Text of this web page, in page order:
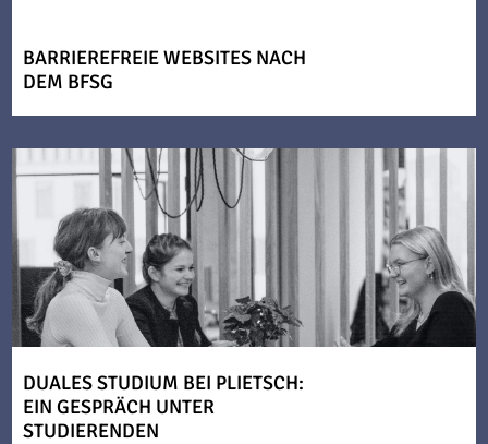
BARRIEREFREIE WEBSITES NACH
DEM BFSG
DUALES STUDIUM BEI PLIETSCH:
EIN GESPRÄCH UNTER
STUDIERENDEN